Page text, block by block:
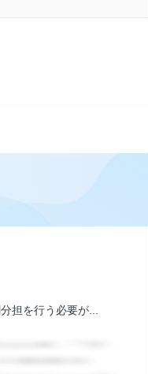
担を行う必要が...